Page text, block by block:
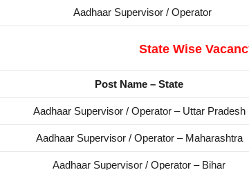
Aadhaar Supervisor / Operator
State Wise
Post Name – State
Aadhaar Supervisor / Operator – Uttar Pradesh
Aadhaar Supervisor / Operator – Maharashtra
Aadhaar Supervisor / Operator – Bihar